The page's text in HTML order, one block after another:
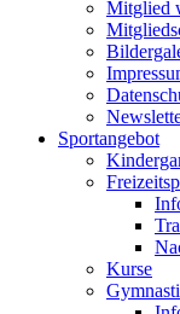
Mitglied
Sportangebot
Kurse